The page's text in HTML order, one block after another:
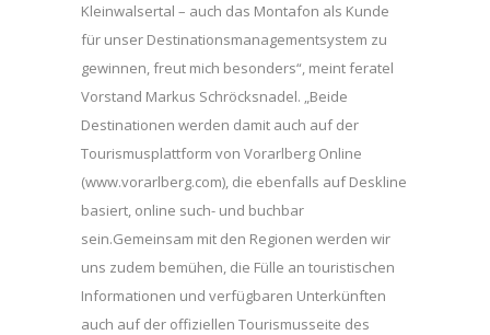
Kleinwalsertal – auch das Montafon als Kunde
für unser Destinationsmanagementsystem zu
gewinnen, freut mich besonders“, meint feratel
Vorstand Markus Schröcksnadel. „Beide
Destinationen werden damit auch auf der
Tourismusplattform von Vorarlberg Online
(www.vorarlberg.com), die ebenfalls auf Deskline
basiert, online such- und buchbar
sein.Gemeinsam mit den Regionen werden wir
uns zudem bemühen, die Fülle an touristischen
Informationen und verfügbaren Unterkünften
auch auf der offiziellen Tourismusseite des